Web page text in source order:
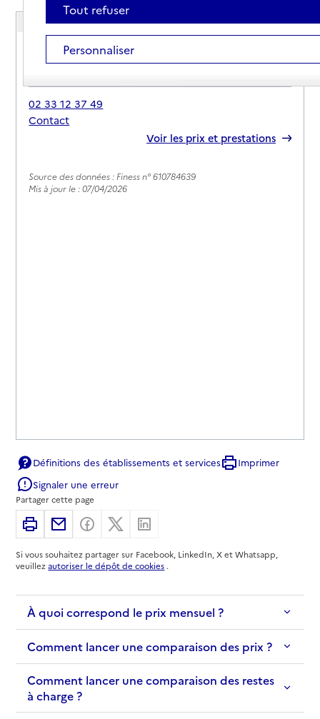
EHPAD du Centre hospitalier de Argentan
Adresse
47 rue Aristide Briand
61200-Argentan
02 33 12 37 49
Contact
Voir les prix et prestations
Source des données : Finess n° 610784639
Mis à jour le : 07/04/2026
Définitions des établissements et services
Imprimer
Signaler une erreur
Partager cette page
ImprimerPartager par email
Partager sur Facebook
Partager sur X
Si vous souhaitez partager sur Facebook, LinkedIn, X et Whatsapp,
veuillezautoriser le dépôt de cookies .
À quoi correspond le prix mensuel ?
Comment lancer une comparaison des prix ?
Comment lancer une comparaison des restes
à charge ?
Tout refuser
Personnaliser